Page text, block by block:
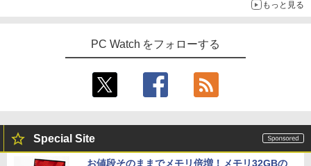
もっと見る
PC Watch をフォローする
Special Site
お値段そのままでメモリ倍増！メモリ32GBの